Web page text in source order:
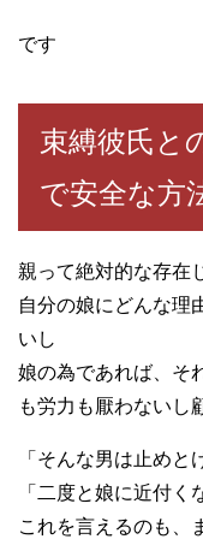
です
束縛彼氏と
で安全な方
親って絶対的な存在
自分の娘にどんな理
いし
娘の為であれば、そ
も労力も厭わないし
「そんな男は止めと
「二度と娘に近付く
これを言えるのも、